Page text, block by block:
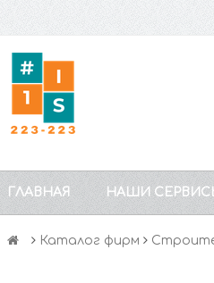
ГЛАВНАЯ НАШИ
Каталог фирм